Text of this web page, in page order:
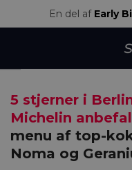
En del af Early
5 stjerner i
Michelin
menu af top-
Noma og